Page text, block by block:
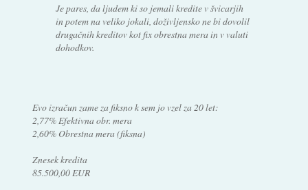
Je pares, da ljudem ki so jemali kredite v švicarjih
in potem na veliko jokali, doživljensko ne bi dovolil
drugačnih kreditov kot fix obrestna mera in v valuti
dohodkov.
Evo izračun zame za fiksno k sem jo vzel za 20 let:
2,77% Efektivna obr. mera
2,60% Obrestna mera (fiksna)
Znesek kredita
85.500,00 EUR